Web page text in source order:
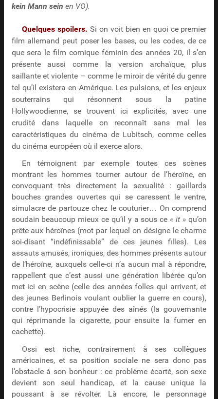
kein Mann sein en VO).
Quelques spoilers. Si on voit bien en quoi ce premier
film allemand peut poser les bases, ou les codes, de ce
que sera le film comique féminin des années 20, il s’en
présente aussi comme la version archaïque, plus
saillante et violente – comme le miroir de vérité du genre
tel qu’il existera en Amérique. Les pulsions, et les enjeux
souterrains qui résonnent sous la patine
Hollywoodienne, se trouvent ici explicités, avec une
crudité dans laquelle on reconnaît sans mal les
caractéristiques du cinéma de Lubitsch, comme celles
du cinéma européen où il exerce alors.
En témoignent par exemple toutes ces scènes
montrant les hommes tourner autour de l’héroïne, en
convoquant très directement la sexualité : gaillards
bouches grandes ouvertes qui se caressent le ventre,
simulacre de partouze chez le couturier… On comprend
soudain beaucoup mieux ce qu’il y a sous ce « it »qu’on
prête aux héroïnes (mot par lequel on désigne le charme
soi-disant “indéfinissable” de ces jeunes filles). Les
assauts amusés, ironiques, des hommes présents autour
de l’héroïne, auxquels celle-ci n’a aucun mal à répondre,
rappellent que c’est aussi une génération libérée qu’on
met ici en scène (celle des années folles qui arrivent, et
des jeunes Berlinois voulant oublier la guerre en cours),
contre l’hypocrisie appuyée des aînés (la gouvernante
qui réprimande la cigarette, pour ensuite la fumer en
cachette).
Ossi est riche, contrairement à ses collègues
américaines, et sa position sociale ne sera donc pas
l’obstacle à son bonheur : ce problème écarté, son sexe
devient son seul handicap, et la cause unique la
poussant à se révolter. Là encore, le personnage